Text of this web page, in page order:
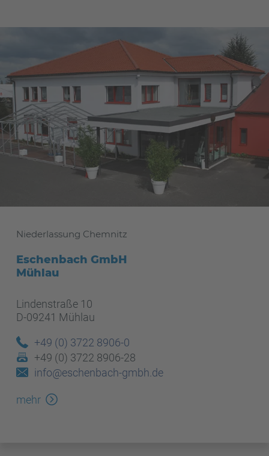
Niederlassung Chemnitz
Eschenbach GmbH
Mühlau
Lindenstraße 10
D-09241 Mühlau
+49 (0) 3722 8906-0
+49 (0) 3722 8906-28
info@eschenbach-gmbh.de
mehr